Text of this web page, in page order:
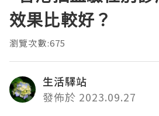
效果比較好？
瀏覽次數:675
生活驛站
發佈於 2023.09.27